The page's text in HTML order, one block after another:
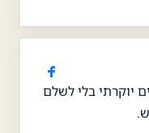
יוקרתי בלי לשלם